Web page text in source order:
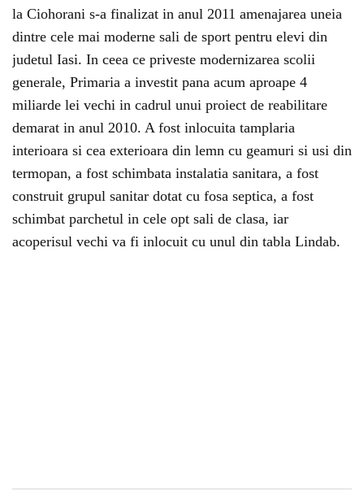
la Ciohorani s-a finalizat in anul 2011 amenajarea uneia
dintre cele mai moderne sali de sport pentru elevi din
judetul Iasi. In ceea ce priveste modernizarea scolii
generale, Primaria a investit pana acum aproape 4
miliarde lei vechi in cadrul unui proiect de reabilitare
demarat in anul 2010. A fost inlocuita tamplaria
interioara si cea exterioara din lemn cu geamuri si usi din
termopan, a fost schimbata instalatia sanitara, a fost
construit grupul sanitar dotat cu fosa septica, a fost
schimbat parchetul in cele opt sali de clasa, iar
acoperisul vechi va fi inlocuit cu unul din tabla Lindab.